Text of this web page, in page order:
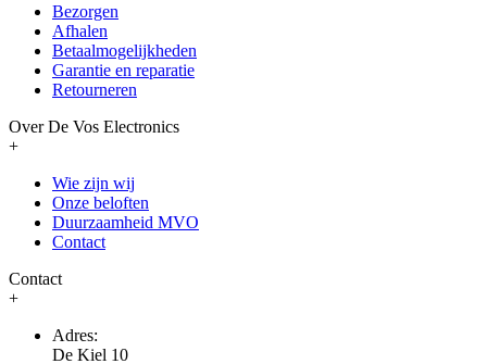
Bezorgen
Afhalen
Betaalmogelijkheden
Garantie en reparatie
Retourneren
Over De Vos Electronics
+
Wie zijn wij
Onze beloften
Duurzaamheid MVO
Contact
Contact
+
Adres:
De Kiel 10